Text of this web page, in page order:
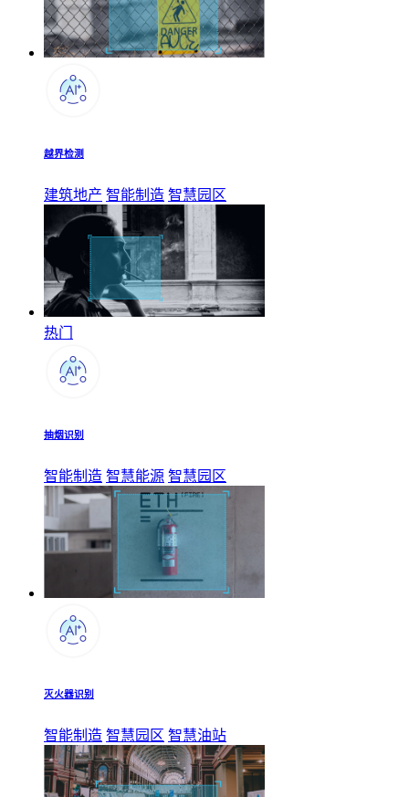
越界检测
建筑地产 智能制造 智慧园区
热门
抽烟识别
智能制造 智慧能源 智慧园区
灭火器识别
智能制造 智慧园区 智慧油站